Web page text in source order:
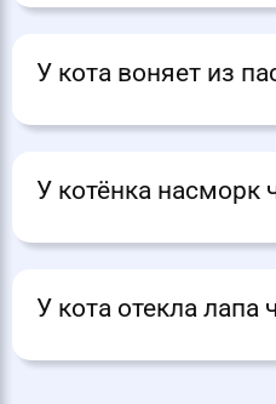
У кота воняет из
У котёнка насморк
У кота отекла лапа